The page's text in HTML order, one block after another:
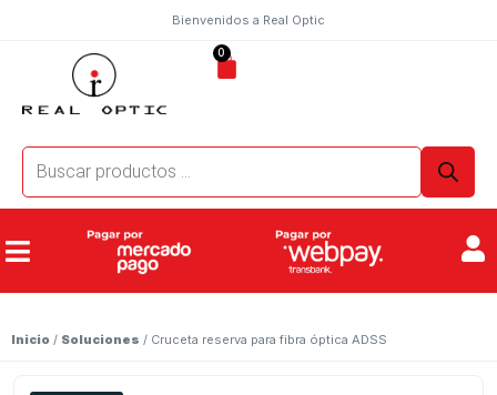
Bienvenidos a Real Optic
0
Inicio / Soluciones / Cruceta reserva para fibra óptica ADSS